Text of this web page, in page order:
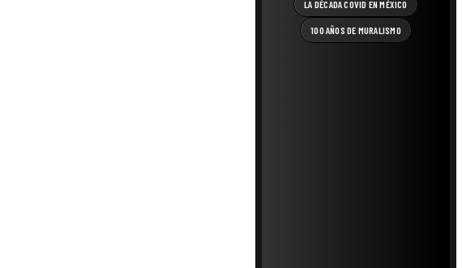
LA DÉCADA COVID EN MÉXICO
100 AÑOS DE MURALISMO